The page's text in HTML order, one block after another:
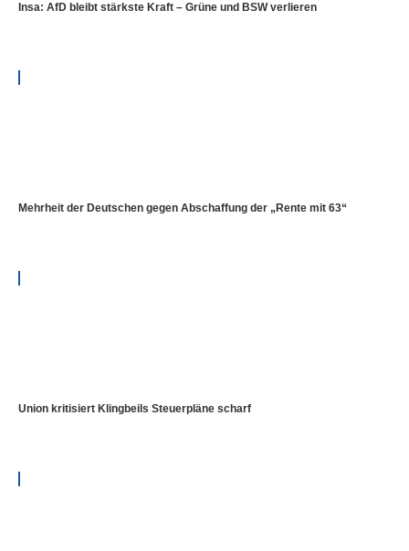
Insa: AfD bleibt stärkste Kraft – Grüne und BSW verlieren
Mehrheit der Deutschen gegen Abschaffung der „Rente mit 63“
Union kritisiert Klingbeils Steuerpläne scharf